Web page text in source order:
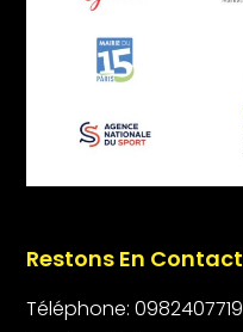
Restons En Contact
Téléphone: 0982407719